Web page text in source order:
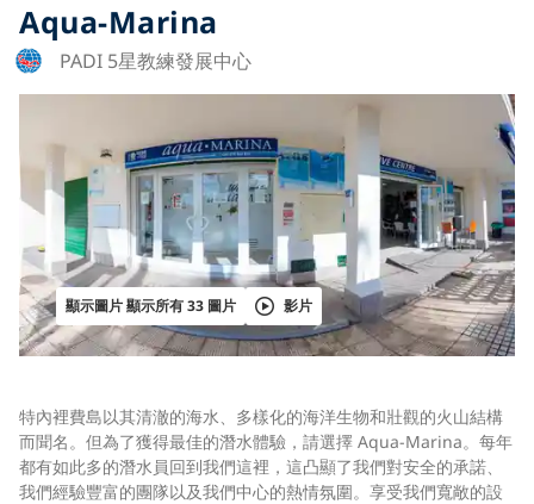
Aqua-Marina
PADI 5星教練發展中心
顯示圖片 顯示所有 33 圖片 影片
特內裡費島以其清澈的海水、多樣化的海洋生物和壯觀的火山結構
而聞名。但為了獲得最佳的潛水體驗，請選擇 Aqua-Marina。每年
都有如此多的潛水員回到我們這裡，這凸顯了我們對安全的承諾、
我們經驗豐富的團隊以及我們中心的熱情氛圍。享受我們寬敞的設